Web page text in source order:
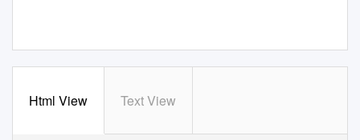
Html View Text View